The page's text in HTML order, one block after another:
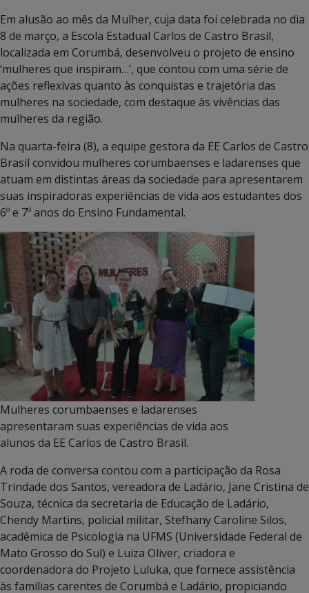
Em alusão ao mês da Mulher, cuja data foi celebrada no dia
8 de março, a Escola Estadual Carlos de Castro Brasil,
localizada em Corumbá, desenvolveu o projeto de ensino
‘mulheres que inspiram…’, que contou com uma série de
ações reflexivas quanto às conquistas e trajetória das
mulheres na sociedade, com destaque às vivências das
mulheres da região.
Na quarta-feira (8), a equipe gestora da EE Carlos de Castro
Brasil convidou mulheres corumbaenses e ladarenses que
atuam em distintas áreas da sociedade para apresentarem
suas inspiradoras experiências de vida aos estudantes dos
6º e 7º anos do Ensino Fundamental.
Mulheres corumbaenses e ladarenses
apresentaram suas experiências de vida aos
alunos da EE Carlos de Castro Brasil.
A roda de conversa contou com a participação da Rosa
Trindade dos Santos, vereadora de Ladário, Jane Cristina de
Souza, técnica da secretaria de Educação de Ladário,
Chendy Martins, policial militar, Stefhany Caroline Silos,
acadêmica de Psicologia na UFMS (Universidade Federal de
Mato Grosso do Sul) e Luiza Oliver, criadora e
coordenadora do Projeto Luluka, que fornece assistência
às famílias carentes de Corumbá e Ladário, propiciando